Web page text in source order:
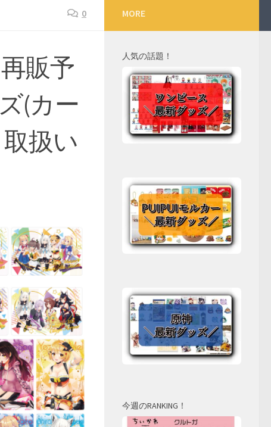
0
販予
(カー
扱い
MORE
人気の話題！
今週のRANKING！